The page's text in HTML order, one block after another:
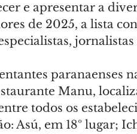
e apresentar a
de 2025, a lista
paranaenses
Manu,
todos os
Asú, em 18º lugar;